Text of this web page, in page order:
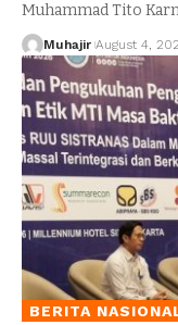
Muhammad Tito
Muhajir August 4,
BERITA